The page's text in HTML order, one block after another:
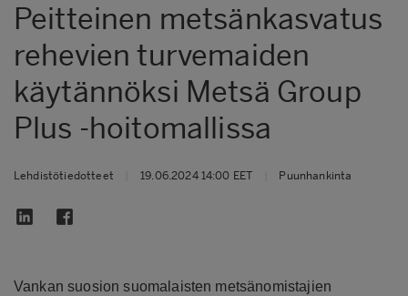
Peitteinen metsänkasvatus
rehevien turvemaiden
käytännöksi Metsä Group
Plus -hoitomallissa
Lehdistötiedotteet 19.06.2024 14:00 EET Puunhankinta
Vankan suosion suomalaisten metsänomistajien